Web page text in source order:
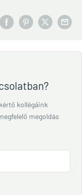
kollégáink
megoldás